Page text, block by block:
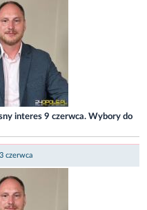
interes 9 czerwca. Wybory do
czerwca